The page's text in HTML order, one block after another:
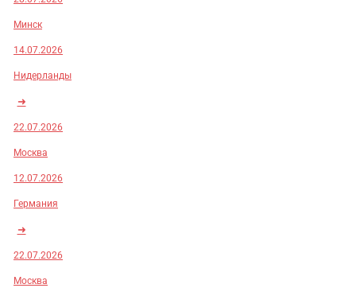
Минск
14.07.2026
Нидерланды
➜
22.07.2026
Москва
12.07.2026
Германия
➜
22.07.2026
Москва